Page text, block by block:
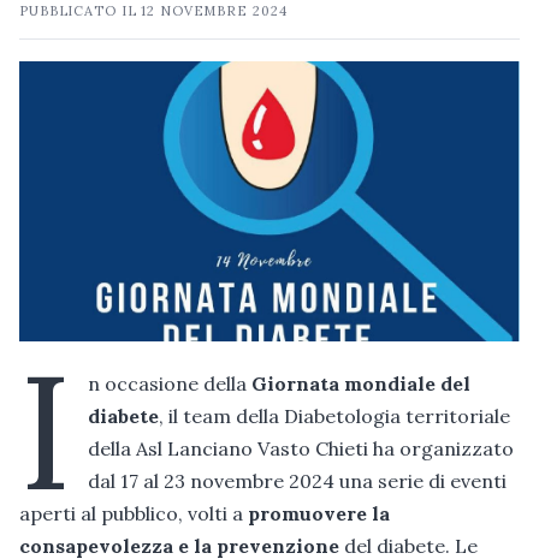
PUBBLICATO IL12 NOVEMBRE 2024
I n occasione della Giornata mondiale del
diabete, il team della Diabetologia territoriale
della Asl Lanciano Vasto Chieti ha organizzato
dal 17 al 23 novembre 2024 una serie di eventi
aperti al pubblico, volti a promuovere la
consapevolezza e la prevenzione del diabete. Le